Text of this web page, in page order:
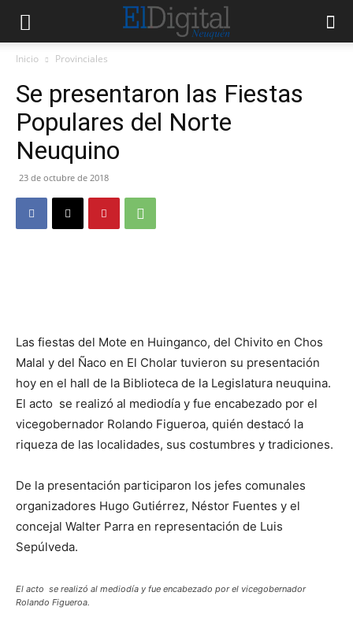
Inicio Provinciales
Se presentaron las Fiestas
Populares del Norte
Neuquino
23 de octubre de 2018
Las fiestas del Mote en Huinganco, del Chivito en Chos
Malal y del Ñaco en El Cholar tuvieron su presentación
hoy en el hall de la Biblioteca de la Legislatura neuquina.
El acto se realizó al mediodía y fue encabezado por el
vicegobernador Rolando Figueroa, quién destacó la
riqueza de las localidades, sus costumbres y tradiciones.
De la presentación participaron los jefes comunales
organizadores Hugo Gutiérrez, Néstor Fuentes y el
concejal Walter Parra en representación de Luis
Sepúlveda.
El acto se realizó al mediodía y fue encabezado por el vicegobernador
Rolando Figueroa.